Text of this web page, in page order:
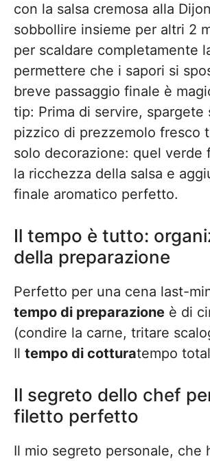
con la salsa cremosa alla
sobbollire insieme per altri 2
per scaldare completamente
permettere che i sapori si
breve passaggio finale è
tip: Prima di servire, spargete
pizzico di prezzemolo fresco
solo decorazione: quel verde
la ricchezza della salsa e
finale aromatico perfetto.
Il tempo è tutto:
della preparazione
Perfetto per una cena last-
tempo di preparazione è di
(condire la carne, tritare
Il tempo di cotturatempo
Il segreto dello chef
filetto perfetto
Il mio segreto personale, che